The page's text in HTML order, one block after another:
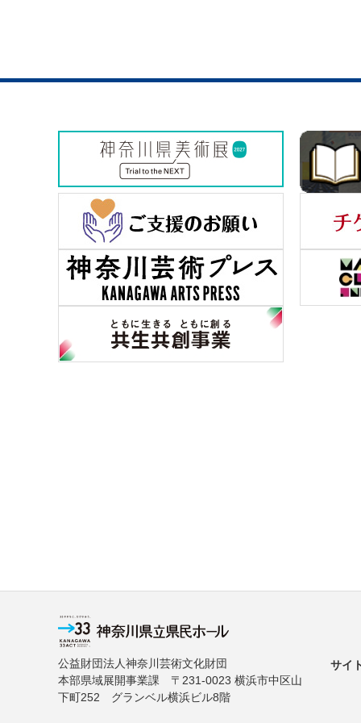
公益財団法人神奈川芸術文化財団
本部県域展開事業課 〒231-0023 横浜市中区山
下町252 グランベル横浜ビル8階
サイ